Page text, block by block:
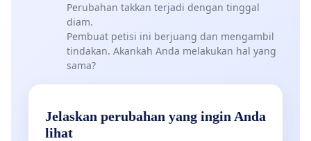
Perubahan takkan terjadi dengan tinggal
diam.
Pembuat petisi ini berjuang dan mengambil
tindakan. Akankah Anda melakukan hal yang
sama?
Jelaskan perubahan yang ingin Anda
lihat